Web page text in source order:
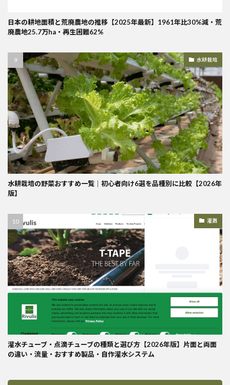
日本の耕地面積と荒廃農地の推移【2025年最新】1961年比30%減・荒
廃農地25.7万ha・再生困難62%
水耕栽培
水耕栽培の野菜おすすめ一覧｜初心者向け6選を品種別に比較【2026年
版】
灌漑
灌水チューブ・点滴チューブの種類と選び方【2026年版】片面と両面
の違い・流量・おすすめ製品・自作灌水システム